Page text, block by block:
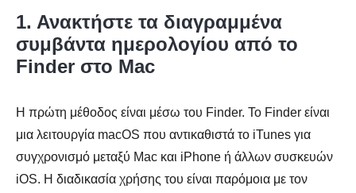
1. Ανακτήστε τα διαγραμμένα
συμβάντα ημερολογίου από το
Finder στο Mac
Η πρώτη μέθοδος είναι μέσω του Finder. Το Finder είναι
μια λειτουργία macOS που αντικαθιστά το iTunes για
συγχρονισμό μεταξύ Mac και iPhone ή άλλων συσκευών
iOS. Η διαδικασία χρήσης του είναι παρόμοια με τον